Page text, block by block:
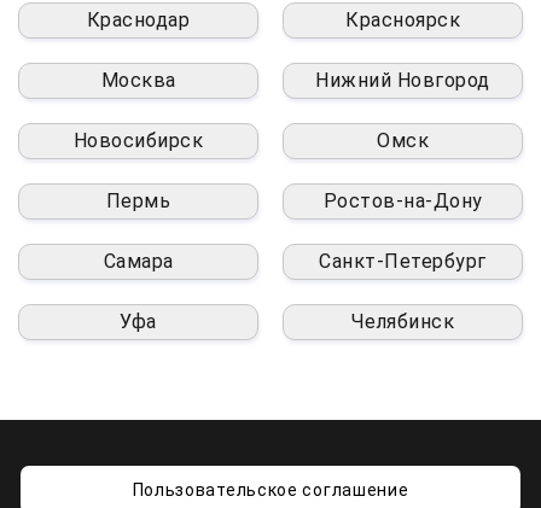
Краснодар Красноярск
Москва Нижний Новгород
Новосибирск Омск
Пермь Ростов-на-Дону
Самара Санкт-Петербург
Уфа Челябинск
Пользовательское соглашение